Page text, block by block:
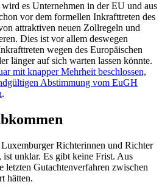
es Unternehmen in der EU und aus
vor dem formellen Inkrafttreten des
attraktiven neuen Zollregeln und
Dies ist vor allem deswegen
wegen des Europäischen
länger auf sich warten lassen könnte.
mit knapper Mehrheit beschlossen,
Abstimmung vom EuGH
.
Richterinnen und Richter
unklar. Es gibt keine Frist. Aus
letzten Gutachtenverfahren zwischen
hätten.